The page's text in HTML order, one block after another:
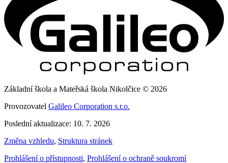
Základní škola a Mateřská škola Nikolčice © 2026
Provozovatel Galileo Corporation s.r.o.
Poslední aktualizace: 10. 7. 2026
Změna vzhledu, Struktura stránek
Prohlášení o přístupnosti, Prohlášení o ochraně soukromí